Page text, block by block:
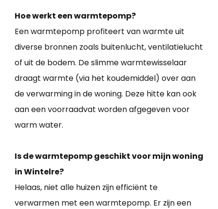
Hoe werkt een warmtepomp?
Een warmtepomp profiteert van warmte uit
diverse bronnen zoals buitenlucht, ventilatielucht
of uit de bodem. De slimme warmtewisselaar
draagt warmte (via het koudemiddel) over aan
de verwarming in de woning. Deze hitte kan ook
aan een voorraadvat worden afgegeven voor
warm water.
Is de warmtepomp geschikt voor mijn woning
in Wintelre?
Helaas, niet alle huizen zijn efficiënt te
verwarmen met een warmtepomp. Er zijn een